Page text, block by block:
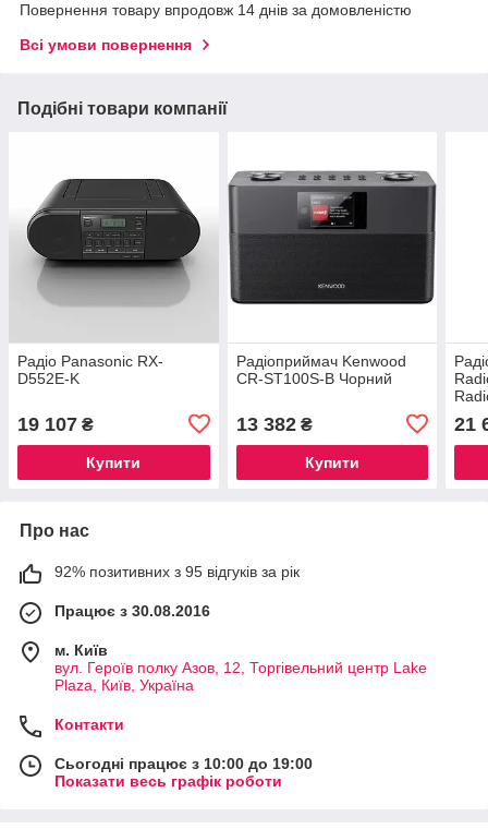
Повернення товару впродовж 14 днів за домовленістю
Всі умови повернення
Подібні товари компанії
Радіо Panasonic RX-
D552E-K
19 107 ₴
Купити
Радіоприймач Kenwood
CR-ST100S-B Чорний
13 382₴
Купити
21
Про нас
92% позитивних з 95 відгуків за рік
Працює з 30.08.2016
м. Київ
вул. Героїв полку Азов, 12, Торгівельний центр Lake
Plaza, Київ, Україна
Контакти
Сьогодні працює з 10:00 до 19:00
Показати весь графік роботи